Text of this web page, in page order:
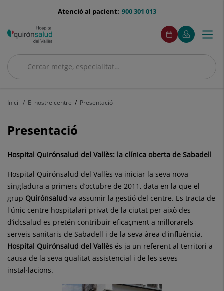
menu-
900 301 013
Atenció al pacient:
Cercar
Cercar
menuAcceso
Demaneu
cita
Aquest
enllaç
s'obrirà
una
El
meu
Aquest
enllaç
s'obrirà
una
finestra
Menú
Inici El nostre centre Presentació
Presentació
Hospital Quirónsalud del Vallès: la clínica oberta de Sabadell
Hospital Quirónsalud del Vallès va iniciar la seva nova
singladura a primers d’octubre de 2011, data en la que el
grup Quirónsalud va assumir la gestió del centre. Es tracta de
l'únic centre hospitalari privat de la ciutat per això des
d’idcsalud es pretén contribuir eficaçment a millorarels
serveis sanitaris de Sabadell i de la seva àrea d'influència.
Hospital Quirónsalud del Vallès és ja un referent al territori a
causa de la seva qualitat assistencial i de les seves
instal·lacions.